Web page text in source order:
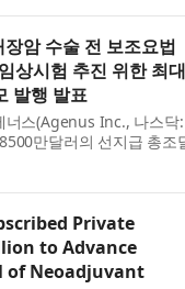
암 수술 전 보조요법
상시험 추진 위한 최
발행 발표
너스(Agenus Inc., 나스닥:
만달러의 선지급 총조
5500만달러의 추가 조달
Private
to Advance
of Neoadjuvant